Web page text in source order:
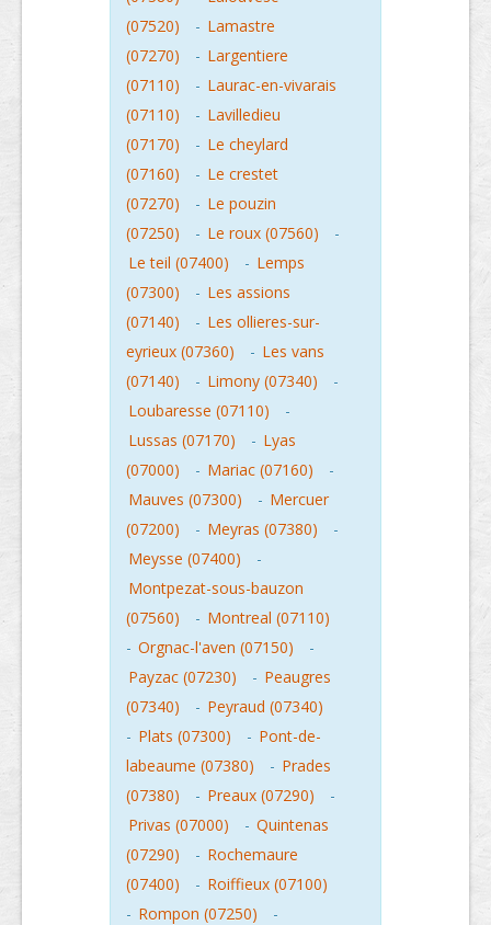
(07520)
- Lamastre
(07270)
- Largentiere
(07110)
- Laurac-en-vivarais
(07110)
- Lavilledieu
(07170)
- Le cheylard
(07160)
- Le crestet
(07270)
- Le pouzin
(07250)
- Le roux (07560)
-
Le teil (07400)
- Lemps
(07300)
- Les assions
(07140)
- Les ollieres-sur-
eyrieux (07360)
- Les vans
(07140)
- Limony (07340)
-
Loubaresse (07110)
-
Lussas (07170)
- Lyas
(07000)
- Mariac (07160)
-
Mauves (07300)
- Mercuer
(07200)
- Meyras (07380)
-
Meysse (07400)
-
Montpezat-sous-bauzon
(07560)
- Montreal (07110)
- Orgnac-l'aven (07150)
-
Payzac (07230)
- Peaugres
(07340)
- Peyraud (07340)
- Plats (07300) - Pont-de-
labeaume (07380)
- Prades
(07380)
- Preaux (07290)
-
Privas (07000)
- Quintenas
(07290)
- Rochemaure
(07400)
- Roiffieux (07100)
- Rompon (07250)
-